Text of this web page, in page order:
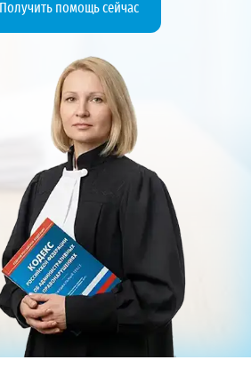
Получить помощь сейчас